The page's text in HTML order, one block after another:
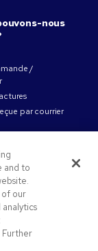
nous
/
par courrier
and to
of our
Further